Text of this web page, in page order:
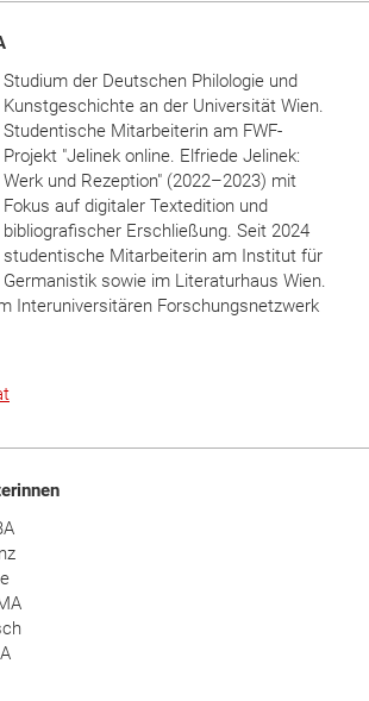
Studium der Deutschen Philologie und
Kunstgeschichte an der Universität Wien.
Studentische Mitarbeiterin am FWF-
Projekt "Jelinek online. Elfriede Jelinek:
Werk und Rezeption" (2022–2023) mit
Fokus auf digitaler Textedition und
bibliografischer Erschließung. Seit 2024
studentische Mitarbeiterin am Institut für
Germanistik sowie im Literaturhaus Wien.
Interuniversitären Forschungsnetzwerk